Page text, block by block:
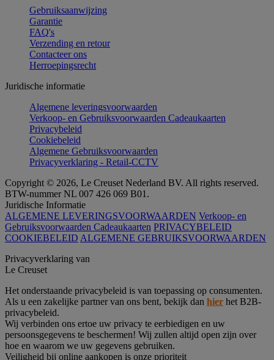
Gebruiksaanwijzing
Garantie
FAQ's
Verzending en retour
Contacteer ons
Herroepingsrecht
Juridische informatie
Algemene leveringsvoorwaarden
Verkoop- en Gebruiksvoorwaarden Cadeaukaarten
Privacybeleid
Cookiebeleid
Algemene Gebruiksvoorwaarden
Privacyverklaring - Retail-CCTV
Copyright © 2026, Le Creuset Nederland BV. All rights reserved.
BTW-nummer NL 007 426 069 B01.
Juridische Informatie
ALGEMENE LEVERINGSVOORWAARDEN Verkoop- en
Gebruiksvoorwaarden Cadeaukaarten PRIVACYBELEID
COOKIEBELEID ALGEMENE GEBRUIKSVOORWAARDEN
Privacyverklaring van
Le Creuset
Het onderstaande privacybeleid is van toepassing op consumenten.
Als u een zakelijke partner van ons bent, bekijk dan hier het B2B-
privacybeleid.
Wij verbinden ons ertoe uw privacy te eerbiedigen en uw
persoonsgegevens te beschermen! Wij zullen altijd open zijn over
hoe en waarom we uw gegevens gebruiken.
Veiligheid bij online aankopen is onze prioriteit